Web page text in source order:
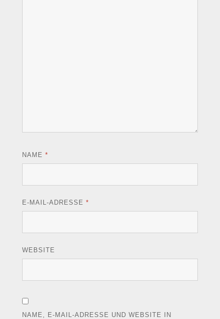
NAME *
E-MAIL-ADRESSE *
WEBSITE
NAME, E-MAIL-ADRESSE UND WEBSITE IN